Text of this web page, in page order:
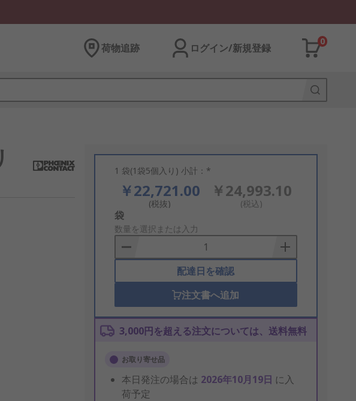
荷物追跡 ログイン/新規登録
0
1 袋(1袋5個入り) 小計：*
￥22,721.00
(税抜)
￥24,993.10
(税込)
Add
to
Basket
袋
数量を選択または入力
配達日を確認
注文書へ追加
3,000円を超える注文については、送料無料
お取り寄せ品
本日発注の場合は 2026年10月19日 に入
荷予定